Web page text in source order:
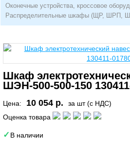
Оконечные устройства, кроссовое
Распределительные шкафы (ЩР, ШРП,
Шкаф
ШЭН-500-500-150
Цена: 10 054 р.
за шт (с НДС)
Оценка товара
В наличии